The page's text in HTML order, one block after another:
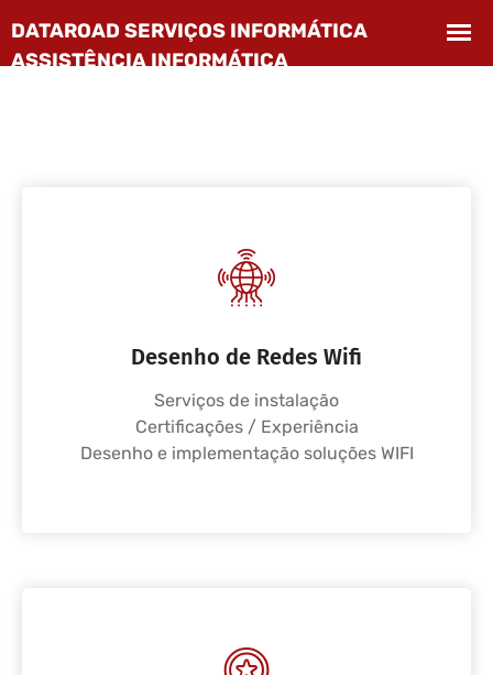
Desenho de Redes Wifi
Serviços de instalação
Certificações / Experiência
Desenho e implementação soluções WIFI